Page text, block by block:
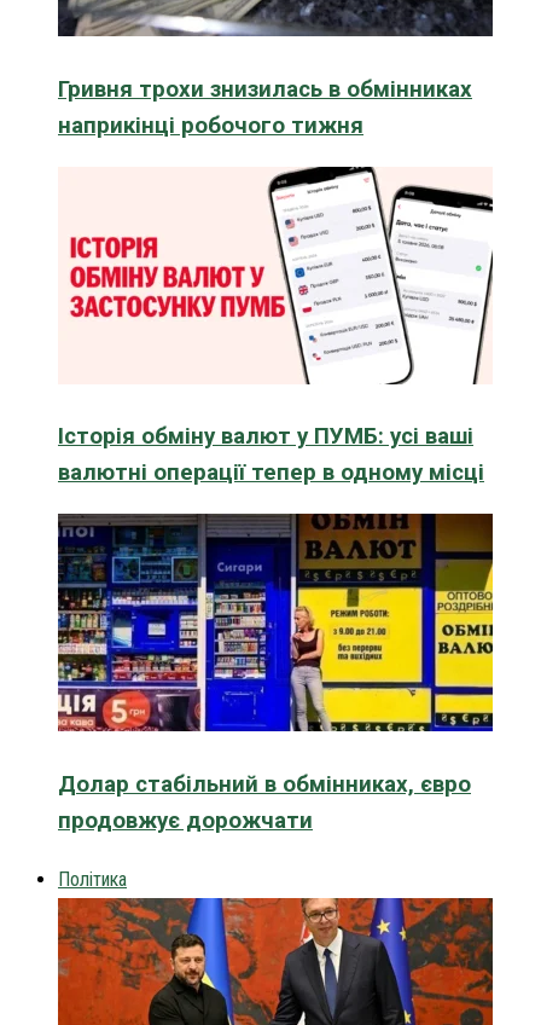
Гривня трохи знизилась в обмінниках
наприкінці робочого тижня
Історія обміну валют у ПУМБ: усі ваші
валютні операції тепер в одному місці
Долар стабільний в обмінниках, євро
продовжує дорожчати
Політика